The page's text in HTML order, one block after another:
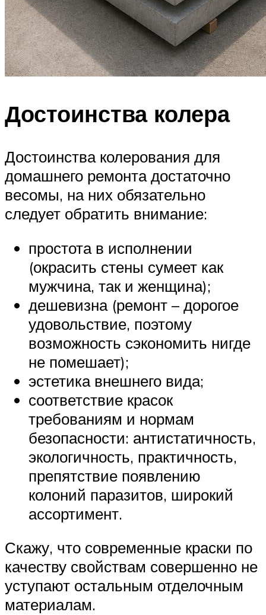
Достоинства колера
Достоинства колерования для
домашнего ремонта достаточно
весомы, на них обязательно
следует обратить внимание:
простота в исполнении
(окрасить стены сумеет как
мужчина, так и женщина);
дешевизна (ремонт – дорогое
удовольствие, поэтому
возможность сэкономить нигде
не помешает);
эстетика внешнего вида;
соответствие красок
требованиям и нормам
безопасности: антистатичность,
экологичность, практичность,
препятствие появлению
колоний паразитов, широкий
ассортимент.
Скажу, что современные краски по
качеству свойствам совершенно не
уступают остальным отделочным
материалам.